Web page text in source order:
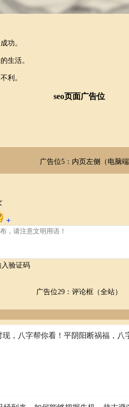
功。
生活。
利。
seo页面广告位
广告位5：内页左侧（电脑端
广告位29：评论框（全站）
现，八字帮你看！平阴阳断祸福，八